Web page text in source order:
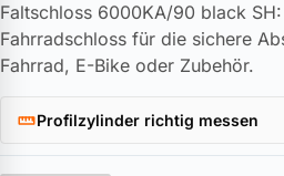
Faltschloss 6000KA/90 black SH:
Fahrradschloss für die sichere
Fahrrad, E-Bike oder Zubehör.
Profilzylinder richtig messen